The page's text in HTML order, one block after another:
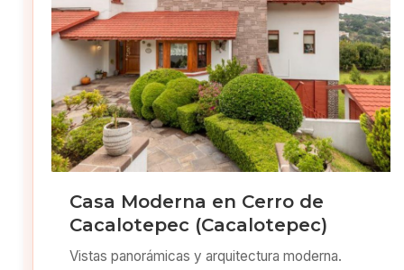
Casa Moderna en Cerro de
Cacalotepec (Cacalotepec)
Vistas panorámicas y arquitectura moderna.